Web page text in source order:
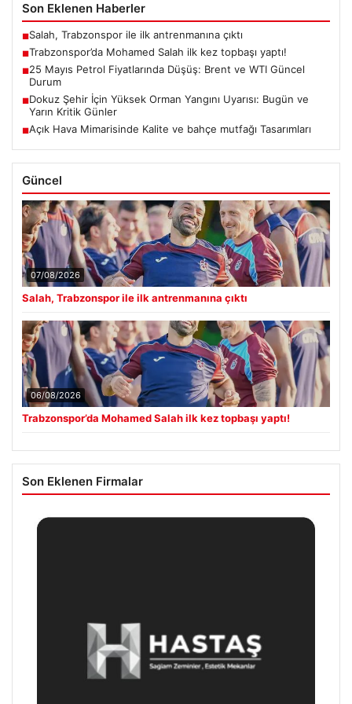
Son Eklenen Haberler
■Salah, Trabzonspor ile ilk antrenmanına çıktı
■Trabzonspor’da Mohamed Salah ilk kez topbaşı yaptı!
■25 Mayıs Petrol Fiyatlarında Düşüş: Brent ve WTI Güncel
Durum
■Dokuz Şehir İçin Yüksek Orman Yangını Uyarısı: Bugün ve
Yarın Kritik Günler
■Açık Hava Mimarisinde Kalite ve bahçe mutfağı Tasarımları
Güncel
07/08/2026
Salah, Trabzonspor ile ilk antrenmanına çıktı
06/08/2026
Trabzonspor’da Mohamed Salah ilk kez topbaşı yaptı!
Son Eklenen Firmalar